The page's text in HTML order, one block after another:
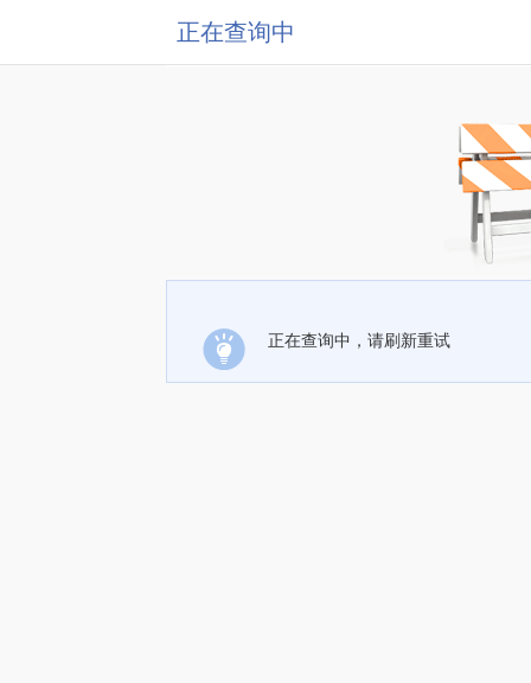
正在查询中
正在查询中，请刷新重试